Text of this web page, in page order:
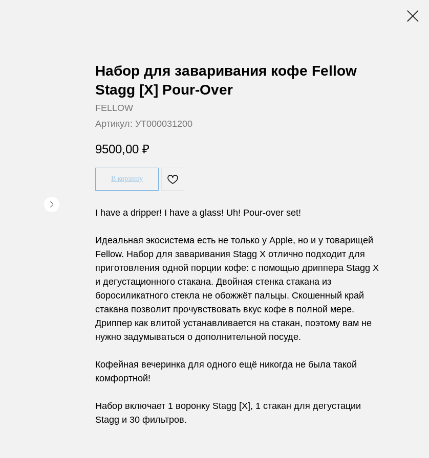
Набор для заваривания кофе Fellow
Stagg [X] Pour-Over
FELLOW
Артикул: УТ000031200
9500,00 ₽
В корзину
I have a dripper! I have a glass! Uh! Pour-over set!
Идеальная экосистема есть не только у Apple, но и у товарищей
Fellow. Набор для заваривания Stagg X отлично подходит для
приготовления одной порции кофе: с помощью дриппера Stagg X
и дегустационного стакана. Двойная стенка стакана из
боросиликатного стекла не обожжёт пальцы. Скошенный край
стакана позволит прочувствовать вкус кофе в полной мере.
Дриппер как влитой устанавливается на стакан, поэтому вам не
нужно задумываться о дополнительной посуде.
Кофейная вечеринка для одного ещё никогда не была такой
комфортной!
Набор включает 1 воронку Stagg [X], 1 стакан для дегустации
Stagg и 30 фильтров.